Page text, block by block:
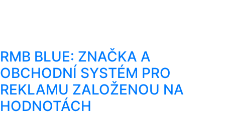
RMB BLUE: ZNAČKA A
OBCHODNÍ SYSTÉM PRO
REKLAMU ZALOŽENOU NA
HODNOTÁCH